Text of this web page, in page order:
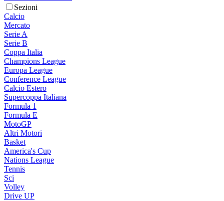
Sezioni
Calcio
Mercato
Serie A
Serie B
Coppa Italia
Champions League
Europa League
Conference League
Calcio Estero
Supercoppa Italiana
Formula 1
Formula E
MotoGP
Altri Motori
Basket
America's Cup
Nations League
Tennis
Sci
Volley
Drive UP